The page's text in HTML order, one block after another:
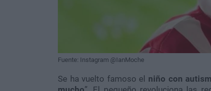
Fuente: Instagram @IanMoche
Se ha vuelto famoso el niño con